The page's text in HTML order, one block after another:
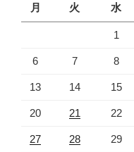
月
火 水
1
6 7 8
13 14 15
20 21 22
27 28 29